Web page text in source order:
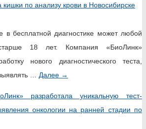
по анализу крови в Новосибирске
в бесплатной диагностике может любой
18 лет. Компания «БиоЛинк»
нового диагностического теста,
… Далее →
разработала уникальную тест-
онкологии на ранней стадии по